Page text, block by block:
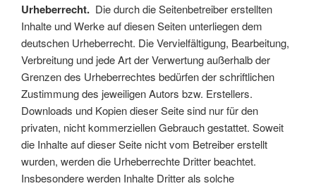
Urheberrecht. Die durch die Seitenbetreiber erstellten
Inhalte und Werke auf diesen Seiten unterliegen dem
deutschen Urheberrecht. Die Vervielfältigung, Bearbeitung,
Verbreitung und jede Art der Verwertung außerhalb der
Grenzen des Urheberrechtes bedürfen der schriftlichen
Zustimmung des jeweiligen Autors bzw. Erstellers.
Downloads und Kopien dieser Seite sind nur für den
privaten, nicht kommerziellen Gebrauch gestattet. Soweit
die Inhalte auf dieser Seite nicht vom Betreiber erstellt
wurden, werden die Urheberrechte Dritter beachtet.
Insbesondere werden Inhalte Dritter als solche